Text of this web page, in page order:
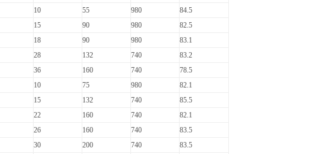
10 55 980
84.5
15 90 980
82.5
18 90 980
83.1
28 132 740
83.2
36 160 740
78.5
10 75 980
82.1
15 132 740
85.5
22 160 740
82.1
26 160 740
83.5
30 200 740 83.5